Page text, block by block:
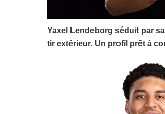
Yaxel Lendeborg séduit par
tir extérieur. Un profil prêt à